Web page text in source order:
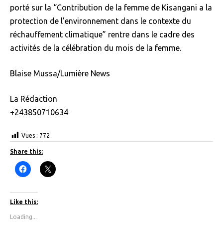
porté sur la “Contribution de la femme de Kisangani a la
protection de l’environnement dans le contexte du
réchauffement climatique” rentre dans le cadre des
activités de la célébration du mois de la femme.
Blaise Mussa/Lumière News
La Rédaction
+243850710634
Vues : 772
Share this:
C
l
k
t
o
h
C
l
Like this:
Loading...